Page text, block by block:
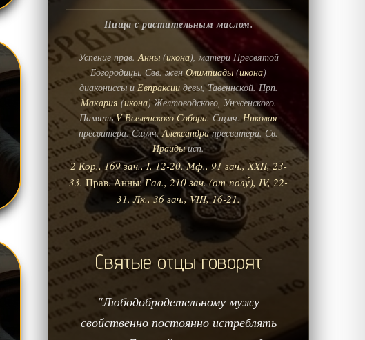
Пища с растительным маслом.
Успение прав.Анны(икона), матери Пресвятой
Богородицы. Свв. женОлимпиады (икона)
диакониссы и Евпраксиидевы, Тавеннской. Прп.
Макария (икона) Желтоводского, Унженского.
ПамятьV Вселенского Собора. Сщмч.Николая
пресвитера. Сщмч.Александрапресвитера. Св.
Ираидыисп.
2 Кор., 169 зач., I, 12-20. Мф., 91 зач., XXII, 23-
33. Прав. Анны:Гал., 210 зач. (от полу́), IV, 22-
31. Лк., 36 зач., VIII, 16-21.
Святые отцы говорят
"Любодобродетельному мужу
свойственно постоянно истреблять